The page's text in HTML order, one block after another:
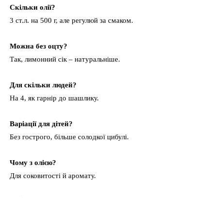
Скільки олії?
3 ст.л. на 500 г, але регулюй за смаком.
Можна без оцту?
Так, лимонний сік – натуральніше.
Для скільки людей?
На 4, як гарнір до шашлику.
Варіації для дітей?
Без гострого, більше солодкої цибулі.
Чому з олією?
Для соковитості й аромату.